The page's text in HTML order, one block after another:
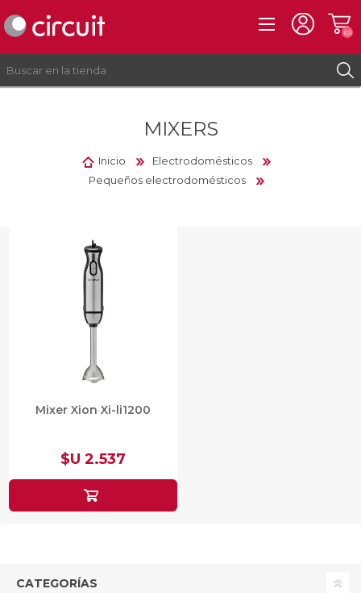
INICIAR SESIÓN
(0)
MIXERS
Inicio
Electrodomésticos
Pequeños electrodomésticos
Mixer Xion Xi-li1200
$U 2.537
CATEGORÍAS